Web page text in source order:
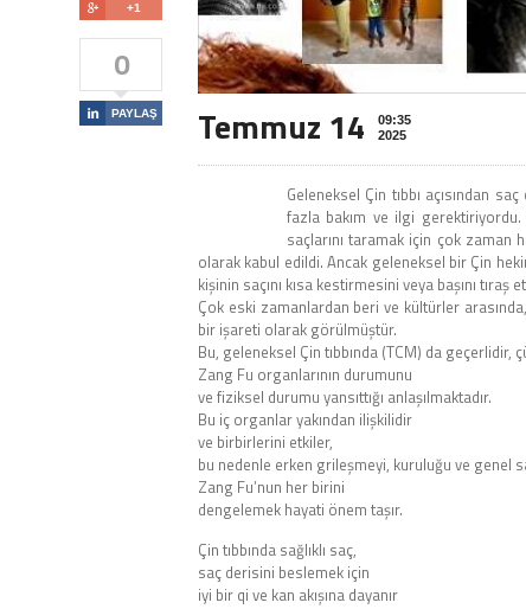
 +1
0
 PAYLAŞ Temmuz 14
09:35
2025
Geleneksel Çin tıbbı açısından
fazla bakım ve ilgi
saçlarını taramak için çok zaman
olarak kabul edildi. Ancak geleneksel bir Çin
kişinin saçını kısa kestirmesini veya başını
Çok eski zamanlardan beri ve kültürler
bir işareti olarak görülmüştür.
Bu, geleneksel Çin tıbbında (TCM) da geçerlidir,
Zang Fu organlarının durumunu
ve fiziksel durumu yansıttığı anlaşılmaktadır.
Bu iç organlar yakından ilişkilidir
ve birbirlerini etkiler,
bu nedenle erken grileşmeyi, kuruluğu ve genel
Zang Fu’nun her birini
dengelemek hayati önem taşır.
Çin tıbbında sağlıklı saç,
saç derisini beslemek için
iyi bir qi ve kan akışına dayanır